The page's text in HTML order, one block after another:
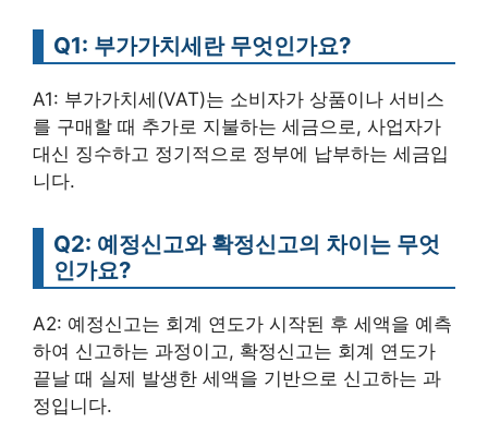
Q1: 부가가치세란 무엇인가요?
A1: 부가가치세(VAT)는 소비자가 상품이나 서비스
를 구매할 때 추가로 지불하는 세금으로, 사업자가
대신 징수하고 정기적으로 정부에 납부하는 세금입
니다.
Q2: 예정신고와 확정신고의 차이는 무엇
인가요?
A2: 예정신고는 회계 연도가 시작된 후 세액을 예측
하여 신고하는 과정이고, 확정신고는 회계 연도가
끝날 때 실제 발생한 세액을 기반으로 신고하는 과
정입니다.